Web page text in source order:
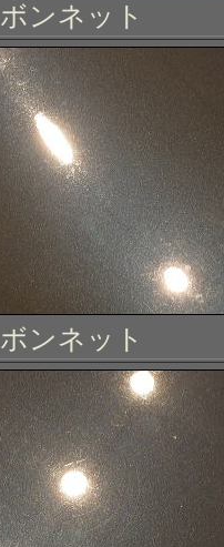
ボンネット
ボンネット